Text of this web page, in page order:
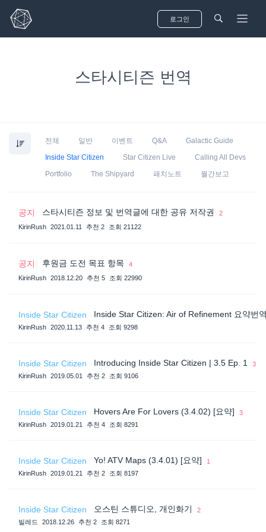
로그인
See all notifications
스타시티즌 번역
전체 일반 이벤트 Q&A
Galactic Guide
Inside Star Citizen
Star Citizen Live
Calling All Devs
Portfolio
The Shipyard 패치노트 월간보고
공지 스타시티즌 정보 및 번역글에 대한 공유 저작권
2
KirinRush 2021.01.11 추천 2 조회 21122
공지 후원금 도전 목표 항목
4
KirinRush 2018.12.20 추천 5 조회 22990
Inside Star Citizen Inside Star Citizen: Air of Refinement 요약번
KirinRush 2020.11.13 추천 4 조회 9298
Inside Star Citizen Introducing Inside Star Citizen | 3.5 Ep. 1
3
KirinRush 2019.05.01 추천 2 조회 9106
Inside Star Citizen Hovers Are For Lovers (3.4.02) [요약]
3
KirinRush 2019.01.21 추천 4 조회 8291
Inside Star Citizen Yo! ATV Maps (3.4.01) [요약]
1
KirinRush 2019.01.21 추천 2 조회 8197
Inside Star Citizen 오스틴 스튜디오, 개인화기
2
빌레드
2018.12.26 추천 2 조회 8271